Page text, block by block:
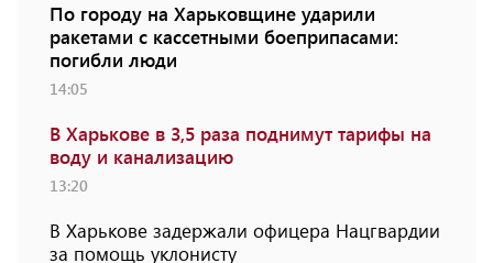
По городу на Харьковщине ударили
ракетами с кассетными боеприпасами:
погибли люди
14:05
В Харькове в 3,5 раза поднимут тарифы на
воду и канализацию
13:20
В Харькове задержали офицера Нацгвардии
за помощь уклонисту